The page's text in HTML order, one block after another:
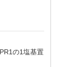
の1塩基置